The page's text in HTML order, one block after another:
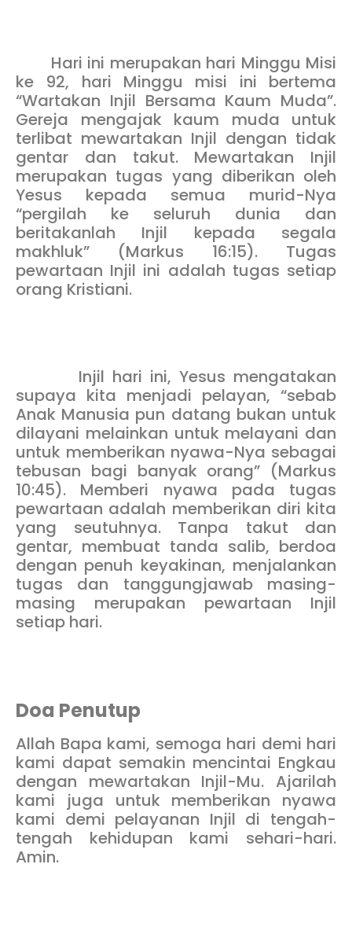
Hari ini merupakan hari Minggu Misi
ke 92, hari Minggu misi ini bertema
“Wartakan Injil Bersama Kaum Muda”.
Gereja mengajak kaum muda untuk
terlibat mewartakan Injil dengan tidak
gentar dan takut. Mewartakan Injil
merupakan tugas yang diberikan oleh
Yesus kepada semua murid-Nya
“pergilah ke seluruh dunia dan
beritakanlah Injil kepada segala
makhluk” (Markus 16:15). Tugas
pewartaan Injil ini adalah tugas setiap
orang Kristiani.
Injil hari ini, Yesus mengatakan
supaya kita menjadi pelayan, “sebab
Anak Manusia pun datang bukan untuk
dilayani melainkan untuk melayani dan
untuk memberikan nyawa-Nya sebagai
tebusan bagi banyak orang” (Markus
10:45). Memberi nyawa pada tugas
pewartaan adalah memberikan diri kita
yang seutuhnya. Tanpa takut dan
gentar, membuat tanda salib, berdoa
dengan penuh keyakinan, menjalankan
tugas dan tanggungjawab masing-
masing merupakan pewartaan Injil
setiap hari.
Doa Penutup
Allah Bapa kami, semoga hari demi hari
kami dapat semakin mencintai Engkau
dengan mewartakan Injil-Mu. Ajarilah
kami juga untuk memberikan nyawa
kami demi pelayanan Injil di tengah-
tengah kehidupan kami sehari-hari.
Amin.